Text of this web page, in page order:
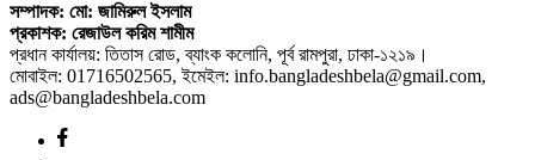
সম্পাদক: মো: জামিরুল ইসলাম
প্রকাশক: রেজাউল করিম শামীম
প্রধান কার্যালয়: তিতাস রোড, ব্যাংক কলোনি, পূর্ব রামপুরা, ঢাকা-১২১৯।
মোবাইল: 01716502565, ইমেইল: info.bangladeshbela@gmail.com,
ads@bangladeshbela.com